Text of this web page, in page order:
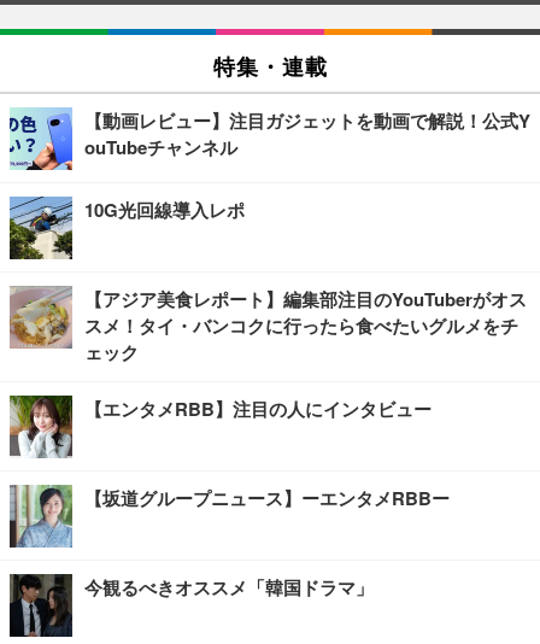
特集・連載
【動画レビュー】注目ガジェットを動画で解説！公式Y
ouTubeチャンネル
10G光回線導入レポ
【アジア美食レポート】編集部注目のYouTuberがオス
スメ！タイ・バンコクに行ったら食べたいグルメをチ
ェック
【エンタメRBB】注目の人にインタビュー
【坂道グループニュース】ーエンタメRBBー
今観るべきオススメ「韓国ドラマ」